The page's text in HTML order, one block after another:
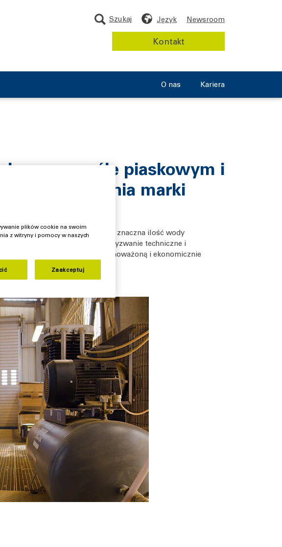
Kariera
O nas
Język Newsroom
Szukaj
Kontakt
w przemyśle piaskowym i
odwirowywania marki
W ich trakcie powstaje znaczna ilość wody
takiej wody stanowi poważne wyzwanie techniczne i
odwirowywania, oferuje zrównoważoną i ekonomicznie
plików cookie na swoim
z witryny i pomocy w naszych
Zaakceptuj